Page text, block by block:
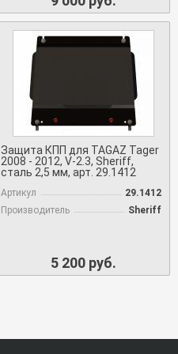
Защита КПП для TAGAZ Tager
2008 - 2012, V-2.3, Sheriff,
сталь 2,5 мм, арт. 29.1412
Артикул
29.1412
Производитель
Sheriff
5 200 руб.